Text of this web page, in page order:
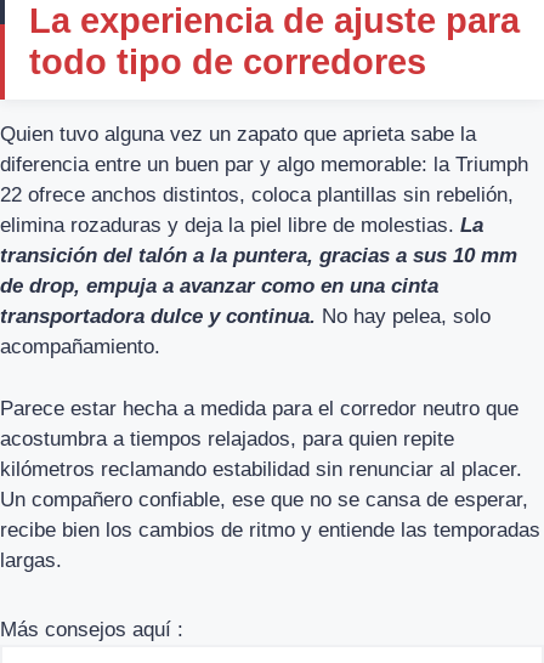
La experiencia de ajuste para
todo tipo de corredores
Quien tuvo alguna vez un zapato que aprieta sabe la
diferencia entre un buen par y algo memorable: la Triumph
22 ofrece anchos distintos, coloca plantillas sin rebelión,
elimina rozaduras y deja la piel libre de molestias. La
transición del talón a la puntera, gracias a sus 10 mm
de drop, empuja a avanzar como en una cinta
transportadora dulce y continua. No hay pelea, solo
acompañamiento.
Parece estar hecha a medida para el corredor neutro que
acostumbra a tiempos relajados, para quien repite
kilómetros reclamando estabilidad sin renunciar al placer.
Un compañero confiable, ese que no se cansa de esperar,
recibe bien los cambios de ritmo y entiende las temporadas
largas.
Más consejos aquí :